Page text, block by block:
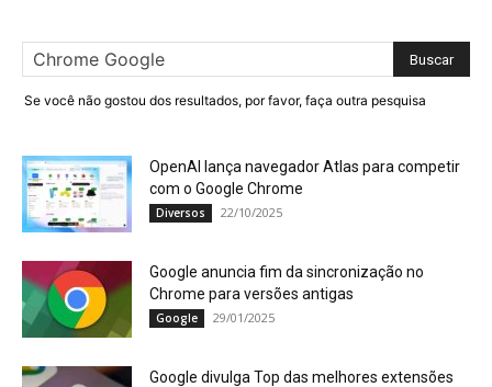
Se você não gostou dos resultados, por favor, faça outra pesquisa
OpenAI lança navegador Atlas para competir
com o Google Chrome
Diversos 22/10/2025
Google anuncia fim da sincronização no
Chrome para versões antigas
Google 29/01/2025
Google divulga Top das melhores extensões